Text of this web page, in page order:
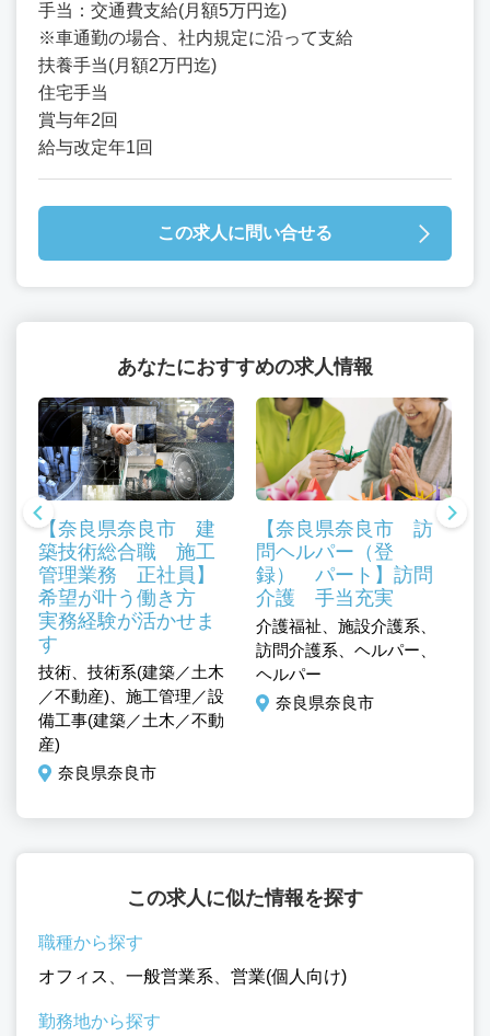
手当：交通費支給(月額5万円迄)
※車通勤の場合、社内規定に沿って支給
扶養手当(月額2万円迄)
住宅手当
賞与年2回
給与改定年1回
この求人に問い合せる
あなたにおすすめの求人情報
【奈良県奈良市 建
築技術総合職 施工
管理業務 正社員】
希望が叶う働き方
実務経験が活かせま
す
技術、技術系(建築／土木
／不動産)、施工管理／設
備工事(建築／土木／不動
産)
奈良県奈良市
【奈良県奈良市 訪
問ヘルパー（登
録） パート】訪問
介護 手当充実
介護福祉、施設介護系、
訪問介護系、ヘルパー、
ヘルパー
奈良県奈良市
この求人に似た情報を探す
職種から探す
オフィス 、 一般営業系、 営業(個人向け)
勤務地から探す